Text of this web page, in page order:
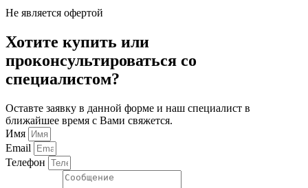
Не является офертой
Хотите купить или
проконсультироваться со
специалистом?
Оставте заявку в данной форме и наш специалист в
ближайшее время с Вами свяжется.
Имя
Email
Телефон